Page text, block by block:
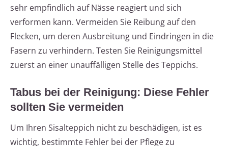
sehr empfindlich auf Nässe reagiert und sich
verformen kann. Vermeiden Sie Reibung auf den
Flecken, um deren Ausbreitung und Eindringen in die
Fasern zu verhindern. Testen Sie Reinigungsmittel
zuerst an einer unauffälligen Stelle des Teppichs.
Tabus bei der Reinigung: Diese Fehler
sollten Sie vermeiden
Um Ihren Sisalteppich nicht zu beschädigen, ist es
wichtig, bestimmte Fehler bei der Pflege zu